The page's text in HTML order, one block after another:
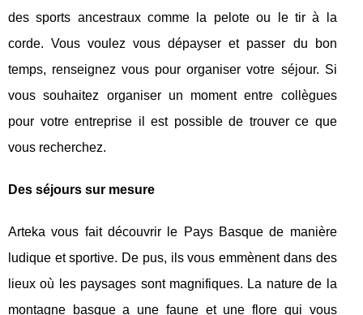
des sports ancestraux comme la pelote ou le tir à la
corde. Vous voulez vous dépayser et passer du bon
temps, renseignez vous pour organiser votre séjour. Si
vous souhaitez organiser un moment entre collègues
pour votre entreprise il est possible de trouver ce que
vous recherchez.
Des séjours sur mesure
Arteka vous fait découvrir le Pays Basque de manière
ludique et sportive. De pus, ils vous emmènent dans des
lieux où les paysages sont magnifiques. La nature de la
montagne basque a une faune et une flore qui vous